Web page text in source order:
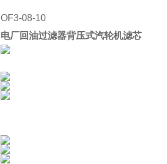
OF3-08-10
电厂回油过滤器背压式汽轮机滤芯